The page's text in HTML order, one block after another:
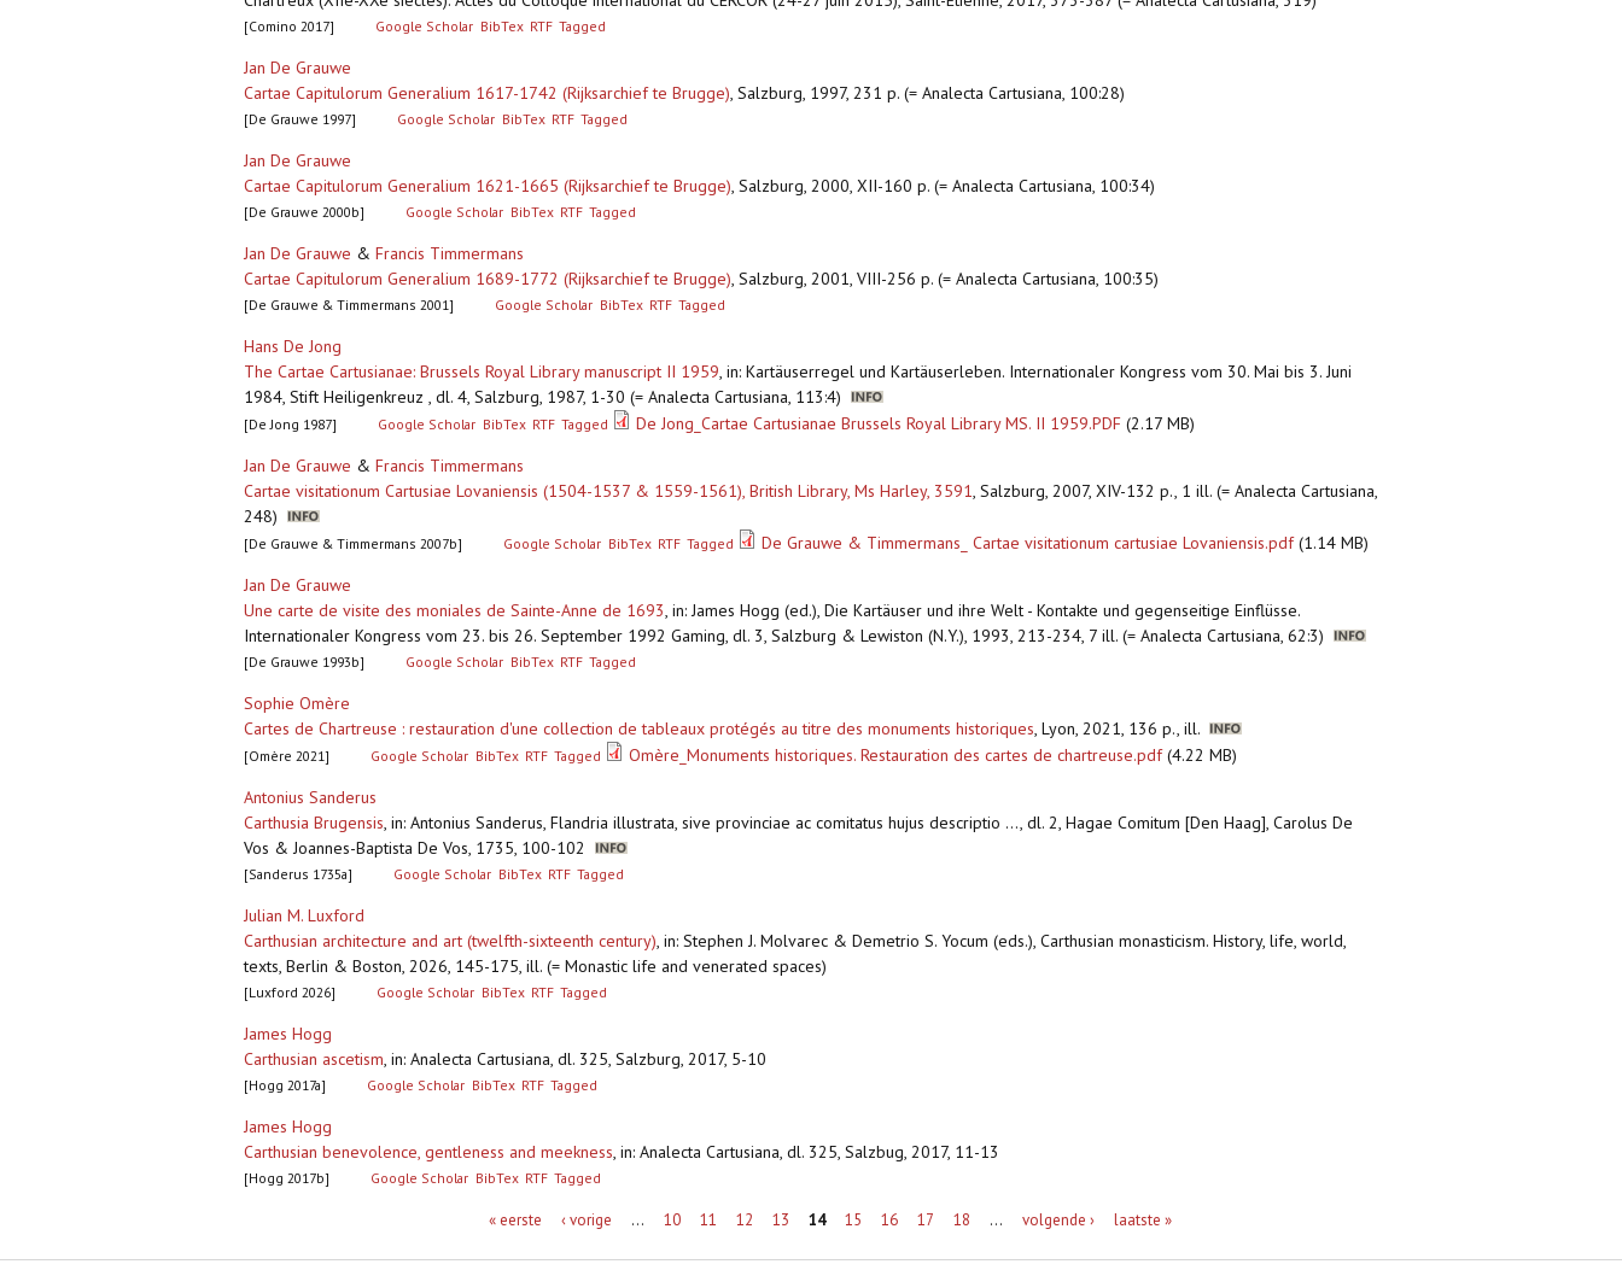
[Comino 2017] Google Scholar BibTex RTF Tagged
Jan De Grauwe
Cartae Capitulorum Generalium 1617-1742 (Rijksarchief te Brugge), Salzburg, 1997, 231 p. (= Analecta Cartusiana, 100:28)
[De Grauwe 1997] Google Scholar BibTex RTF Tagged
Jan De Grauwe
Cartae Capitulorum Generalium 1621-1665 (Rijksarchief te Brugge), Salzburg, 2000, XII-160 p. (= Analecta Cartusiana, 100:34)
[De Grauwe 2000b] Google Scholar BibTex RTF Tagged
Jan De Grauwe & Francis Timmermans
Cartae Capitulorum Generalium 1689-1772 (Rijksarchief te Brugge), Salzburg, 2001, VIII-256 p. (= Analecta Cartusiana, 100:35)
[De Grauwe & Timmermans 2001] Google Scholar BibTex RTF Tagged
Hans De Jong
The Cartae Cartusianae: Brussels Royal Library manuscript II 1959, in: Kartäuserregel und Kartäuserleben. Internationaler Kongress vom 30. Mai bis 3. Juni
1984, Stift Heiligenkreuz , dl. 4, Salzburg, 1987, 1-30 (= Analecta Cartusiana, 113:4)
[De Jong 1987] Google Scholar BibTex RTF Tagged De Jong_Cartae Cartusianae Brussels Royal Library MS. II 1959.PDF (2.17 MB)
Jan De Grauwe & Francis Timmermans
Cartae visitationum Cartusiae Lovaniensis (1504-1537 & 1559-1561), British Library, Ms Harley, 3591, Salzburg, 2007, XIV-132 p., 1 ill. (= Analecta Cartusiana,
248)
[De Grauwe & Timmermans 2007b] Google Scholar BibTex RTF Tagged De Grauwe & Timmermans_ Cartae visitationum cartusiae Lovaniensis.pdf(1.14 MB)
Jan De Grauwe
Une carte de visite des moniales de Sainte-Anne de 1693, in: James Hogg (ed.), Die Kartäuser und ihre Welt - Kontakte und gegenseitige Einflüsse.
Internationaler Kongress vom 23. bis 26. September 1992 Gaming, dl. 3, Salzburg & Lewiston (N.Y.), 1993, 213-234, 7 ill. (= Analecta Cartusiana, 62:3)
[De Grauwe 1993b] Google Scholar BibTex RTF Tagged
Sophie Omère
Cartes de Chartreuse : restauration d'une collection de tableaux protégés au titre des monuments historiques, Lyon, 2021, 136 p., ill.
[Omère 2021] Google Scholar BibTex RTF Tagged Omère_Monuments historiques. Restauration des cartes de chartreuse.pdf(4.22 MB)
Antonius Sanderus
Carthusia Brugensis, in: Antonius Sanderus, Flandria illustrata, sive provinciae ac comitatus hujus descriptio ..., dl. 2, Hagae Comitum [Den Haag], Carolus De
Vos & Joannes-Baptista De Vos, 1735, 100-102
[Sanderus 1735a] Google Scholar BibTex RTF Tagged
Julian M. Luxford
Carthusian architecture and art (twelfth-sixteenth century), in: Stephen J. Molvarec & Demetrio S. Yocum (eds.), Carthusian monasticism. History, life, world,
texts, Berlin & Boston, 2026, 145-175, ill. (= Monastic life and venerated spaces)
[Luxford 2026] Google Scholar BibTex RTF Tagged
James Hogg
Carthusian ascetism, in: Analecta Cartusiana, dl. 325, Salzburg, 2017, 5-10
[Hogg 2017a] Google Scholar BibTex RTF Tagged
James Hogg
Carthusian benevolence, gentleness and meekness, in: Analecta Cartusiana, dl. 325, Salzbug, 2017, 11-13
[Hogg 2017b] Google Scholar BibTex RTF Tagged
« eerste ‹ vorige … 10 11 12 13 14 15 16 17 18 … volgende › laatste »